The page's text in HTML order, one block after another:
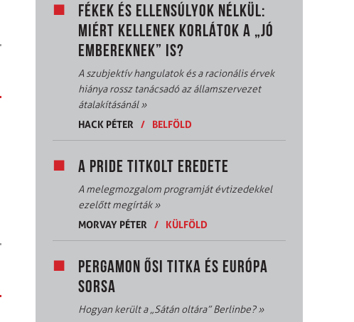
FÉKEK ÉS ELLENSÚLYOK NÉLKÜL:
MIÉRT KELLENEK KORLÁTOK A „JÓ
EMBEREKNEK” IS?
A szubjektív hangulatok és a racionális érvek
hiánya rossz tanácsadó az államszervezet
átalakításánál»
HACK PÉTER
/ BELFÖLD
A PRIDE TITKOLT EREDETE
A melegmozgalom programját évtizedekkel
ezelőtt megírták»
MORVAY PÉTER
/ KÜLFÖLD
PERGAMON ŐSI TITKA ÉS EURÓPA
SORSA
Hogyan került a „Sátán oltára” Berlinbe?»